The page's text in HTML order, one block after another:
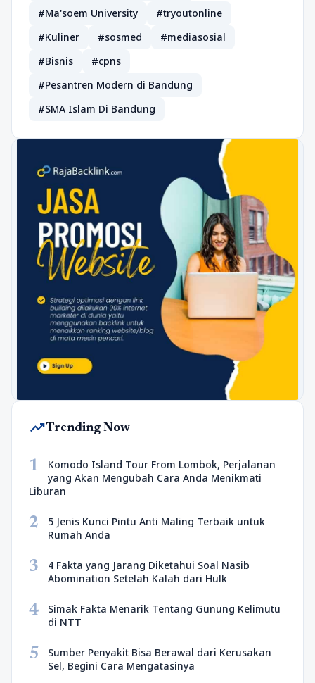
#Ma'soem University
#tryoutonline
#Kuliner
#sosmed
#mediasosial
#Bisnis
#cpns
#Pesantren Modern di Bandung
#SMA Islam Di Bandung
trending_upTrending Now
1
Komodo Island Tour From Lombok, Perjalanan
yang Akan Mengubah Cara Anda Menikmati
Liburan
2
5 Jenis Kunci Pintu Anti Maling Terbaik untuk
Rumah Anda
3
4 Fakta yang Jarang Diketahui Soal Nasib
Abomination Setelah Kalah dari Hulk
4
Simak Fakta Menarik Tentang Gunung Kelimutu
di NTT
5
Sumber Penyakit Bisa Berawal dari Kerusakan
Sel, Begini Cara Mengatasinya